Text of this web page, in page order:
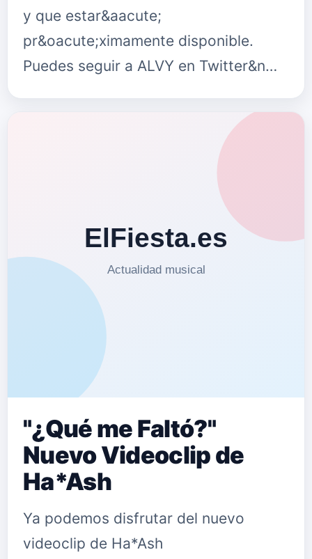
y que estar&aacute;
pr&oacute;ximamente disponible.
Puedes seguir a ALVY en Twitter&n…
"¿Qué me Faltó?"
Nuevo Videoclip de
Ha*Ash
Ya podemos disfrutar del nuevo
videoclip de Ha*Ash